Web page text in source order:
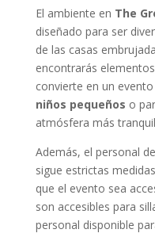
El ambiente en The
diseñado para ser
de las casas
encontrarás
convierte en un
niños pequeños o
atmósfera más
Además, el personal
sigue estrictas
que el evento sea
son accesibles para
personal disponible